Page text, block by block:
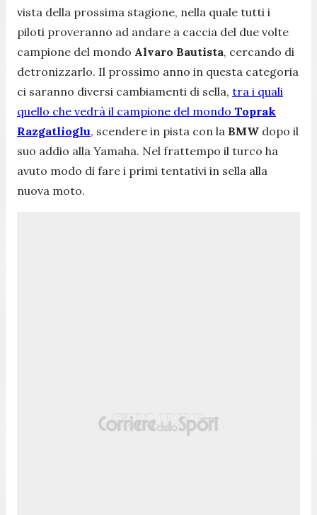
vista della prossima stagione, nella quale tutti i
piloti proveranno ad andare a caccia del due volte
campione del mondo Alvaro Bautista, cercando di
detronizzarlo. Il prossimo anno in questa categoria
ci saranno diversi cambiamenti di sella, tra i quali
quello che vedrà il campione del mondo Toprak
Razgatlioglu, scendere in pista con la BMW dopo il
suo addio alla Yamaha. Nel frattempo il turco ha
avuto modo di fare i primi tentativi in sella alla
nuova moto.